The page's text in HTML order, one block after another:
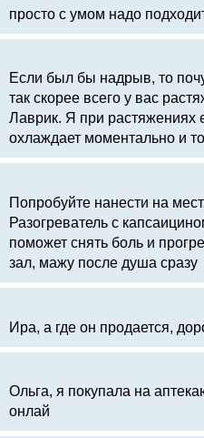
просто с умом надо
Если был бы надрыв, то
так скорее всего у вас
Лаврик. Я при растяжениях
охлаждает моментально и
Попробуйте нанести на
Разогреватель с
поможет снять боль и
зал, мажу после душа сразу
Ира, а где он продается,
Ольга, я покупала на
онлай